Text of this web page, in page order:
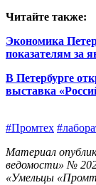
Читайте также:
Экономика
показателям за
В Петербурге
выставка
#Промтех
Материал
ведомости» №
«Умельцы